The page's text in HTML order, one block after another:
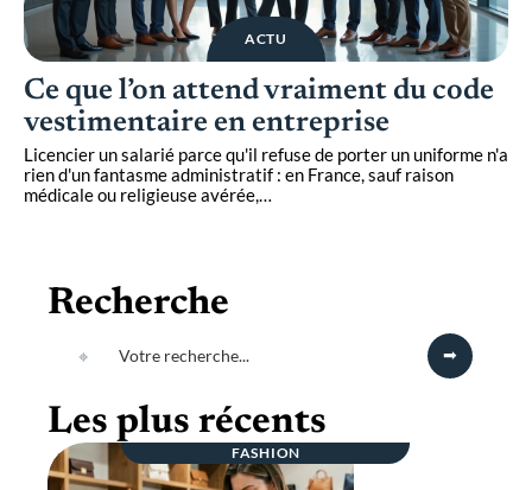
ACTU
Ce que l’on attend vraiment du code
vestimentaire en entreprise
Licencier un salarié parce qu'il refuse de porter un uniforme n'a
rien d'un fantasme administratif : en France, sauf raison
médicale ou religieuse avérée,…
Recherche
Les plus récents
FASHION